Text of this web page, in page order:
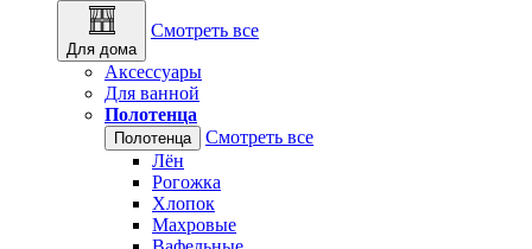
Для дома
Смотреть все
Аксессуары
Для ванной
Полотенца
Полотенца
Смотреть все
Лён
Рогожка
Хлопок
Махровые